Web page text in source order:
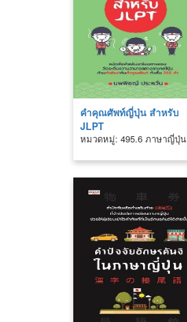
คำคุณศัพท์ญี่ปุ่น สำหรับ
JLPT
หมวดหมู่: 495.6 ภาษาญี่ปุ่น